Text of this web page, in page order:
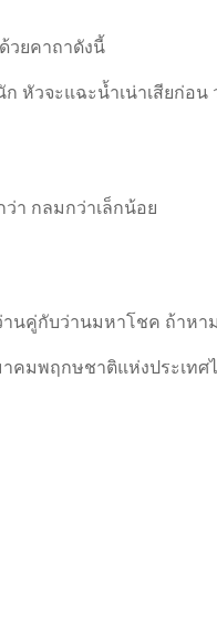
วยคาถาดังนี้
ก หัวจะแฉะน้ำเน่าเสียก่อ
า กลมกว่าเล็กน้อย
านคู่กับว่านมหาโชค ถ้า
คมพฤกษชาติแห่งประเท